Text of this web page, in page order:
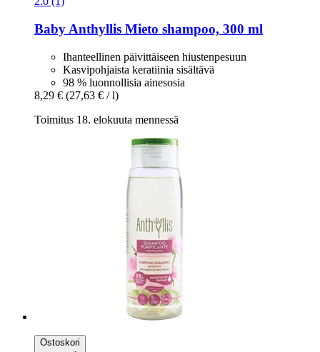
Baby Anthyllis Mieto shampoo, 300 ml
Ihanteellinen päivittäiseen hiustenpesuun
Kasvipohjaista keratiinia sisältävä
98 % luonnollisia ainesosia
8,29 € (27,63 € / l)
Toimitus 18. elokuuta mennessä
Ostoskori